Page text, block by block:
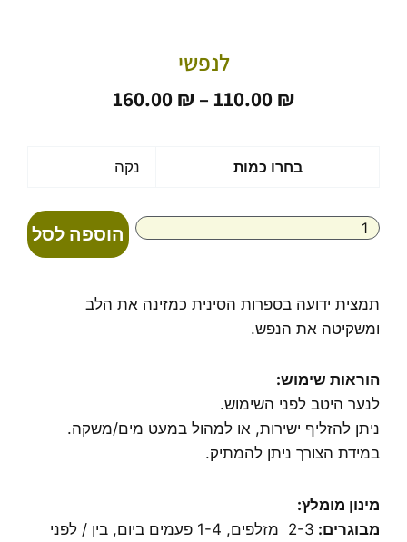
לנפשי
110.00 ₪
–
160.00 ₪
בחרו כמות נקה
הוספה לסל
תמצית ידועה בספרות הסינית כמזינה את הלב
ומשקיטה את הנפש.
הוראות שימוש:
לנער היטב לפני השימוש.
ניתן להזליף ישירות, או למהול במעט מים/משקה.
במידת הצורך ניתן להמתיק.
מינון מומלץ:
מבוגרים:
2-3 מזלפים, 1-4 פעמים ביום, בין / לפני